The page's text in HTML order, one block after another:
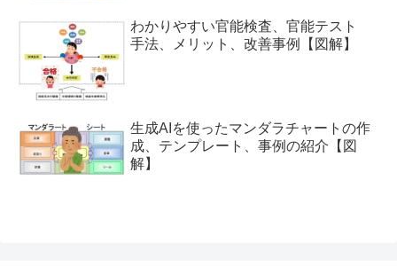
わかりやすい官能検査、官能テスト
手法、メリット、改善事例【図解】
生成AIを使ったマンダラチャートの作
成、テンプレート、事例の紹介【図
解】